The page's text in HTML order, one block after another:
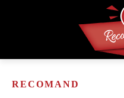
RECOMAND